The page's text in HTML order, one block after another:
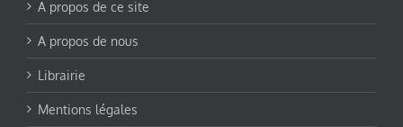
A propos de ce site
A propos de nous
Librairie
Mentions légales